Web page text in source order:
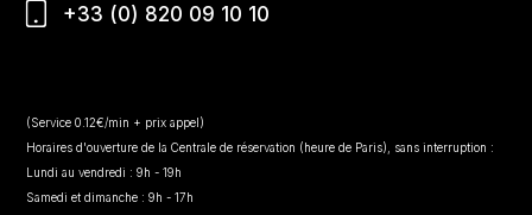
+33 (0) 820 09 10 10
(Service 0.12€/min + prix appel)
Horaires d'ouverture de la Centrale de réservation (heure de Paris), sans interruption :
Lundi au vendredi : 9h - 19h
Samedi et dimanche : 9h - 17h